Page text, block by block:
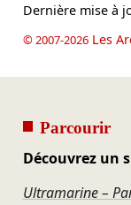
Dernière mise à
© 2007-2026Les
Parcourir
Découvrez un
Ultramarine –